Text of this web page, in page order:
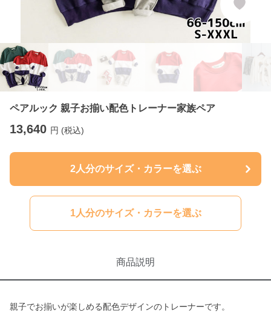
ペアルック 親子お揃い配色トレーナー家族ペア
13,640 円 (税込)
2人分のサイズ・カラーを選ぶ
1人分のサイズ・カラーを選ぶ
商品説明
親子でお揃いが楽しめる配色デザインのトレーナーです。